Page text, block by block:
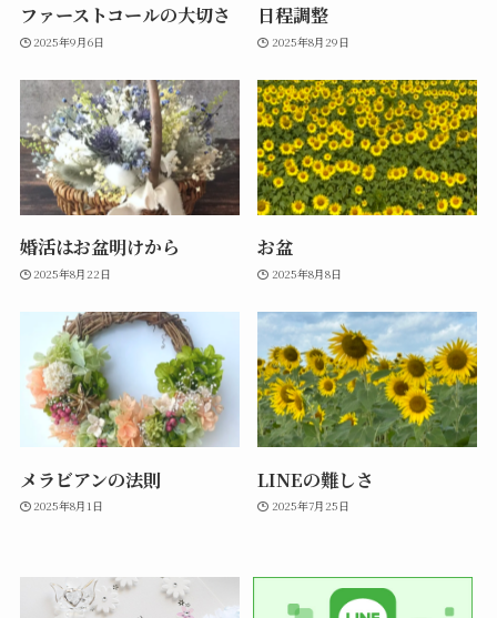
ファーストコールの大切さ
2025年9月6日
日程調整
2025年8月29日
婚活はお盆明けから
2025年8月22日
お盆
2025年8月8日
メラビアンの法則
2025年8月1日
LINEの難しさ
2025年7月25日